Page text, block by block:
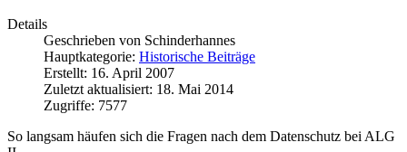
Details
Geschrieben von Schinderhannes
Hauptkategorie: Historische Beiträge
Erstellt: 16. April 2007
Zuletzt aktualisiert: 18. Mai 2014
Zugriffe: 7577
So langsam häufen sich die Fragen nach dem Datenschutz bei ALG